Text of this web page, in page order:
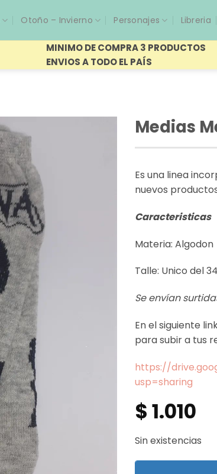
Otoño – Invierno Personajes Libreria
MINIMO DE COMPRA 3 PRODUCTOS
ENVIOS A TODO EL PAÍS
Medias
Es una linea
nuevos
Caracteristicas
Materia: Algodon
Talle: Unico del
Se envían
En el siguiente
para subir a tus
https://
usp=sharing
$1.010
Sin existencias